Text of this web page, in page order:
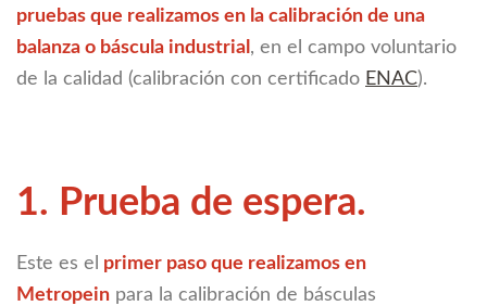
pruebas que realizamos en la calibración de una
balanza o báscula industrial , en el campo voluntario
de la calidad (calibración con certificado ENAC).
1. Prueba de espera.
Este es el primer paso que realizamos en
Metropein para la calibración de básculas